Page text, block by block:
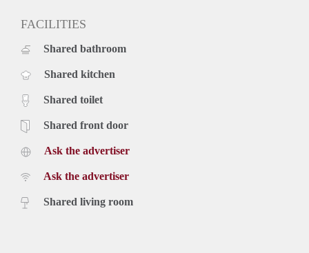
FACILITIES
Shared bathroom
Shared kitchen
Shared toilet
Shared front door
Ask the advertiser
Ask the advertiser
Shared living room